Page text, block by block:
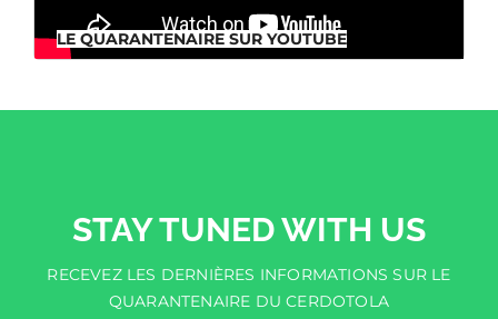
LE QUARANTENAIRE SUR YOUTUBE
STAY TUNED WITH US
RECEVEZ LES DERNIÈRES INFORMATIONS SUR LE
QUARANTENAIRE DU CERDOTOLA